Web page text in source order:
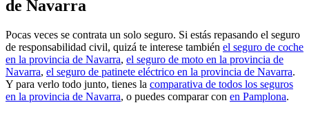
de Navarra
Pocas veces se contrata un solo seguro. Si estás repasando el seguro
de responsabilidad civil, quizá te interese también el seguro de coche
en la provincia de Navarra, el seguro de moto en la provincia de
Navarra, el seguro de patinete eléctrico en la provincia de Navarra.
Y para verlo todo junto, tienes la comparativa de todos los seguros
en la provincia de Navarra, o puedes comparar con en Pamplona.